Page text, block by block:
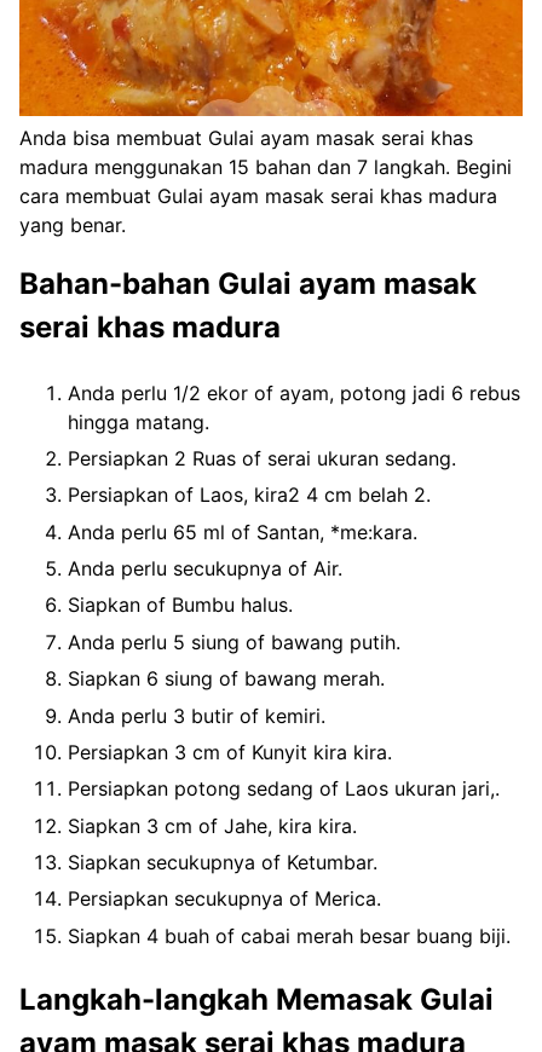
Anda bisa membuat Gulai ayam masak serai khas
madura menggunakan 15 bahan dan 7 langkah. Begini
cara membuat Gulai ayam masak serai khas madura
yang benar.
Bahan-bahan Gulai ayam masak
serai khas madura
Anda perlu 1/2 ekor of ayam, potong jadi 6 rebus
hingga matang.
Persiapkan 2 Ruas of serai ukuran sedang.
Persiapkan of Laos, kira2 4 cm belah 2.
Anda perlu 65 ml of Santan, *me:kara.
Anda perlu secukupnya of Air.
Siapkan of Bumbu halus.
Anda perlu 5 siung of bawang putih.
Siapkan 6 siung of bawang merah.
Anda perlu 3 butir of kemiri.
Persiapkan 3 cm of Kunyit kira kira.
Persiapkan potong sedang of Laos ukuran jari,.
Siapkan 3 cm of Jahe, kira kira.
Siapkan secukupnya of Ketumbar.
Persiapkan secukupnya of Merica.
Siapkan 4 buah of cabai merah besar buang biji.
Langkah-langkah Memasak Gulai
ayam masak serai khas madura